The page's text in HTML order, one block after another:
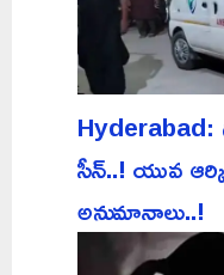
Hyderabad:
సీన్..! యువ
అనుమానాలు..!